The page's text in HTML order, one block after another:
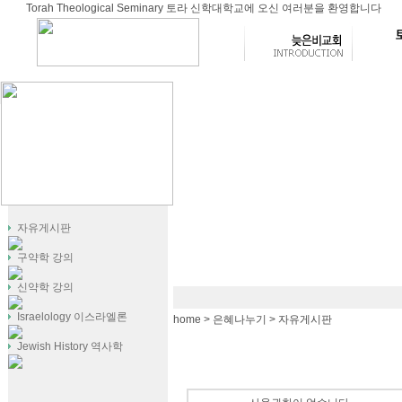
Torah Theological Seminary 토라 신학대학교에 오신 여러분을 환영합니다
자유게시판
구약학 강의
신약학 강의
Israelology 이스라엘론
Jewish History 역사학
home > 은혜나누기 > 자유게시판